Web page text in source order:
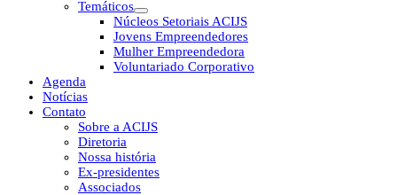
Temáticos
Núcleos Setoriais ACIJS
Jovens Empreendedores
Mulher Empreendedora
Voluntariado Corporativo
Agenda
Notícias
Contato
Sobre a ACIJS
Diretoria
Nossa história
Ex-presidentes
Associados